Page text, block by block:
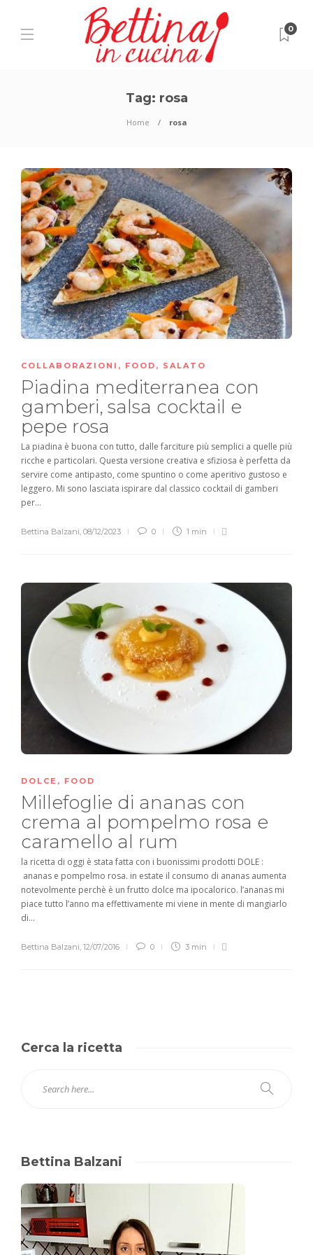
0
Tag: rosa
Home rosa
COLLABORAZIONI , FOOD , SALATO
Piadina mediterranea con
gamberi, salsa cocktail e
pepe rosa
La piadina è buona con tutto, dalle farciture più semplici a quelle più
ricche e particolari. Questa versione creativa e sfiziosa è perfetta da
servire come antipasto, come spuntino o come aperitivo gustoso e
leggero. Mi sono lasciata ispirare dal classico cocktail di gamberi
per...
Bettina Balzani, 08/12/2023 0 1 min
DOLCE , FOOD
Millefoglie di ananas con
crema al pompelmo rosa e
caramello al rum
la ricetta di oggi è stata fatta con i buonissimi prodotti DOLE :
ananas e pompelmo rosa. in estate il consumo di ananas aumenta
notevolmente perchè è un frutto dolce ma ipocalorico. l’ananas mi
piace tutto l’anno ma effettivamente mi viene in mente di mangiarlo
di...
Bettina Balzani, 12/07/2016 0 3 min
Cerca la ricetta
Bettina Balzani